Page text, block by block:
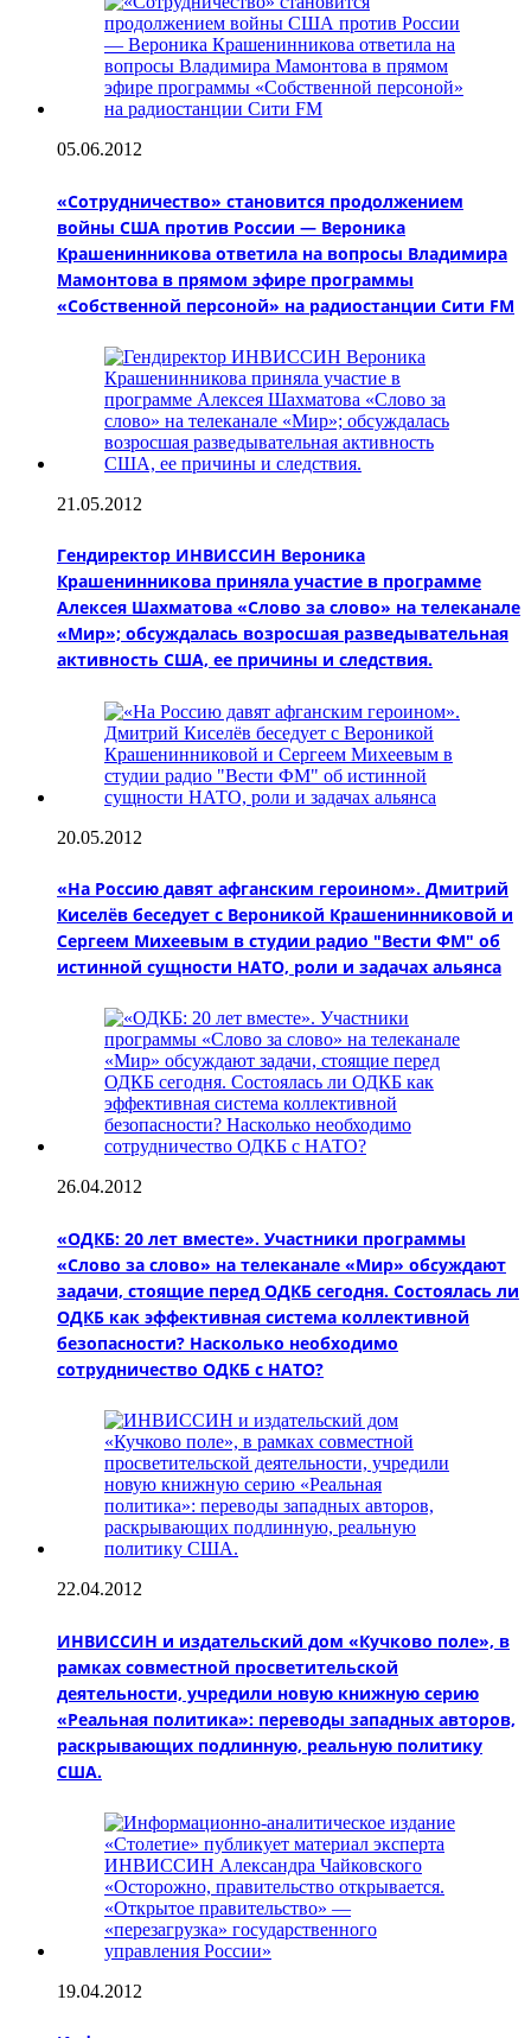
05.06.2012
«Сотрудничество» становится продолжением
войны США против России — Вероника
Крашенинникова ответила на вопросы Владимира
Мамонтова в прямом эфире программы
«Собственной персоной» на радиостанции Сити FM
21.05.2012
Гендиректор ИНВИССИН Вероника
Крашенинникова приняла участие в программе
Алексея Шахматова «Слово за слово» на телеканале
«Мир»; обсуждалась возросшая разведывательная
активность США, ее причины и следствия.
20.05.2012
«На Россию давят афганским героином». Дмитрий
Киселёв беседует с Вероникой Крашенинниковой и
Сергеем Михеевым в студии радио "Вести ФМ" об
истинной сущности НАТО, роли и задачах альянса
26.04.2012
«ОДКБ: 20 лет вместе». Участники программы
«Слово за слово» на телеканале «Мир» обсуждают
задачи, стоящие перед ОДКБ сегодня. Состоялась ли
ОДКБ как эффективная система коллективной
безопасности? Насколько необходимо
сотрудничество ОДКБ с НАТО?
22.04.2012
ИНВИССИН и издательский дом «Кучково поле», в
рамках совместной просветительской
деятельности, учредили новую книжную серию
«Реальная политика»: переводы западных авторов,
раскрывающих подлинную, реальную политику
США.
19.04.2012